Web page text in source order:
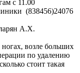
с 11.00
(838456)24076
А.Х.
возле больших
по удалению
стоит такая